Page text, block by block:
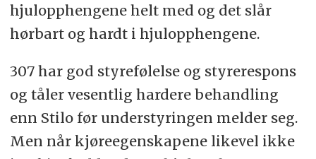
hjulopphengene helt med og det slår
hørbart og hardt i hjulopphengene.
307 har god styrefølelse og styrerespons
og tåler vesentlig hardere behandling
enn Stilo før understyringen melder seg.
Men når kjøreegenskapene likevel ikke